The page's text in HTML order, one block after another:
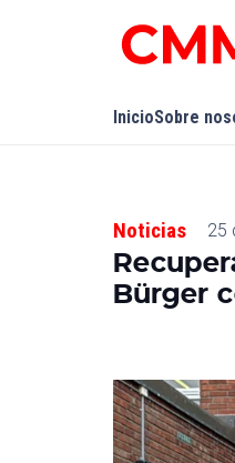
InicioSobre
Noticias 25
Bürger